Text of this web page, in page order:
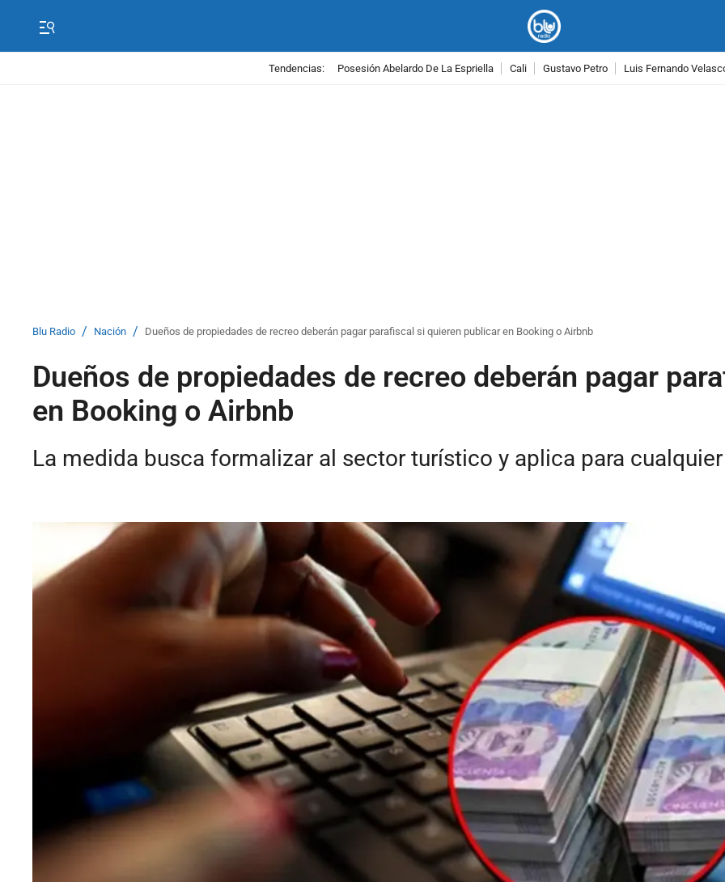
Tendencias: Posesión Abelardo De La Espriella Cali Gustavo Petro Luis Fernando
Blu Radio / Nación / Dueños de propiedades de recreo deberán pagar parafiscal si quieren publicar en Booking o Airbnb
Dueños de propiedades de recreo deberán pagar
en Booking o Airbnb
La medida busca formalizar al sector turístico y aplica para